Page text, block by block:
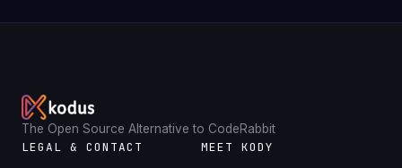
The Open Source Alternative to CodeRabbit
LEGAL & CONTACT MEET KODY